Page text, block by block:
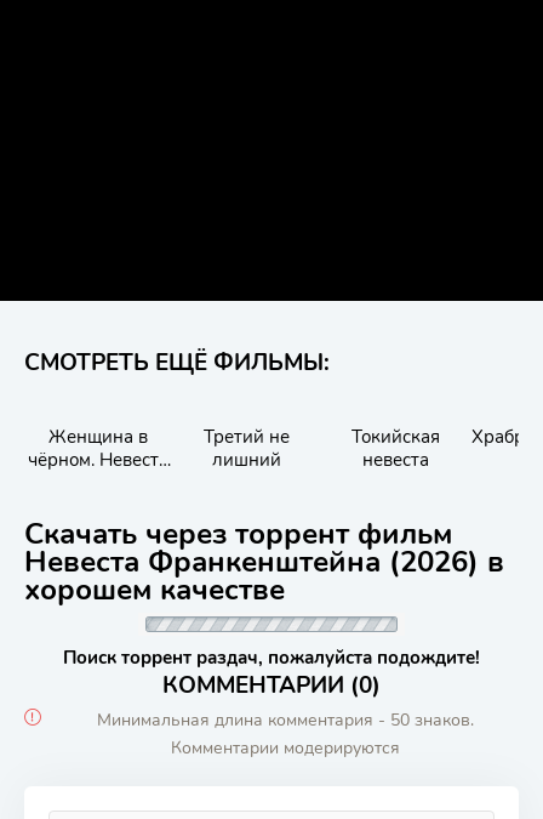
СМОТРЕТЬ ЕЩЁ ФИЛЬМЫ:
Женщина в
чёрном. Невеста
Третий не
лишний
Токийская
невеста
Скачать через торрент фильм
Невеста Франкенштейна (2026) в
хорошем качестве
Поиск торрент раздач, пожалуйста подождите!
КОММЕНТАРИИ (0)
Минимальная длина комментария - 50 знаков.
Комментарии модерируются